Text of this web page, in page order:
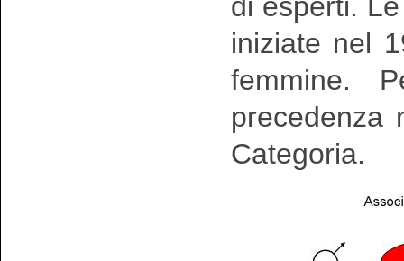
iniziate nel
femmine.
precedenza
Categoria.